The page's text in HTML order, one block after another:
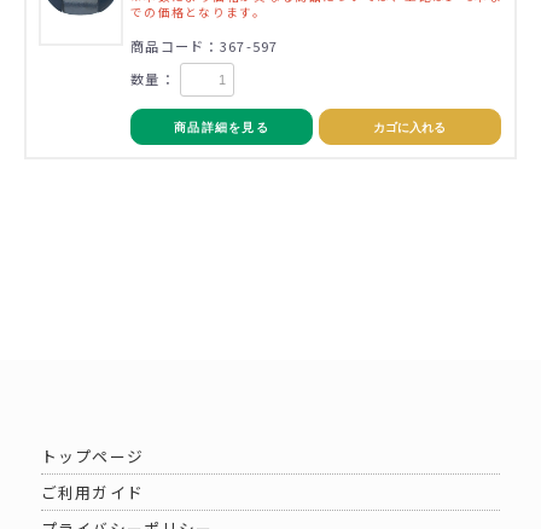
での価格となります。
商品コード：367-597
数量：
商品詳細を見る カゴに入れる
トップページ
ご利用ガイド